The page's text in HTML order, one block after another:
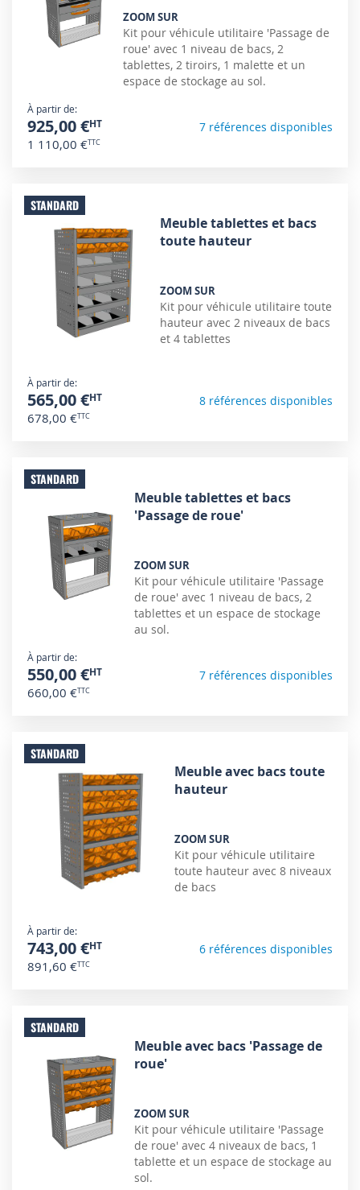
ZOOM SUR
Kit pour véhicule utilitaire 'Passage de
roue' avec 1 niveau de bacs, 2
tablettes, 2 tiroirs, 1 malette et un
espace de stockage au sol.
À partir de
925,00 €
1 110,00 €
7 références disponibles
STANDARD
Meuble tablettes et bacs
toute hauteur
ZOOM SUR
Kit pour véhicule utilitaire toute
hauteur avec 2 niveaux de bacs
et 4 tablettes
À partir de
565,00 €
678,00 €
8 références disponibles
STANDARD
Meuble tablettes et bacs
'Passage de roue'
ZOOM SUR
Kit pour véhicule utilitaire 'Passage
de roue' avec 1 niveau de bacs, 2
tablettes et un espace de stockage
au sol.
À partir de
550,00 €
660,00 €
7 références disponibles
STANDARD
Meuble avec bacs toute
hauteur
ZOOM SUR
Kit pour véhicule utilitaire
toute hauteur avec 8 niveaux
de bacs
À partir de
743,00 €
891,60 €
6 références disponibles
STANDARD
Meuble avec bacs 'Passage de
roue'
ZOOM SUR
Kit pour véhicule utilitaire 'Passage
de roue' avec 4 niveaux de bacs, 1
tablette et un espace de stockage au
sol.